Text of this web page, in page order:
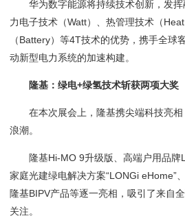
华为数字能源将持续技术创新，发挥
力电子技术（Watt）、热管理技术（
（Battery）等4T技术的优势，携手全球
动新型电力系统的加速构建。
隆基：绿电+绿氢技术斩获两项大奖​
在本次展会上，隆基携尖端科技亮相
浪潮。
隆基Hi-MO 9升级版、高端户用品牌
家庭光建绿电解决方案“LONGi eHome”
隆基BIPV产品等逐一亮相，吸引了来自
关注。